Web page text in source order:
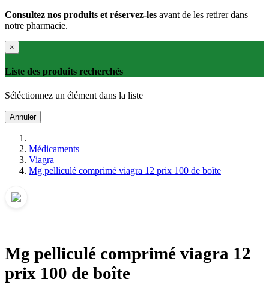
Consultez nos produits et réservez-les avant de les retirer dans
notre pharmacie.
×
Liste des produits recherchés
Séléctionnez un élément dans la liste
Annuler
Médicaments
Viagra
Mg pelliculé comprimé viagra 12 prix 100 de boîte
Mg pelliculé comprimé viagra 12
prix 100 de boîte